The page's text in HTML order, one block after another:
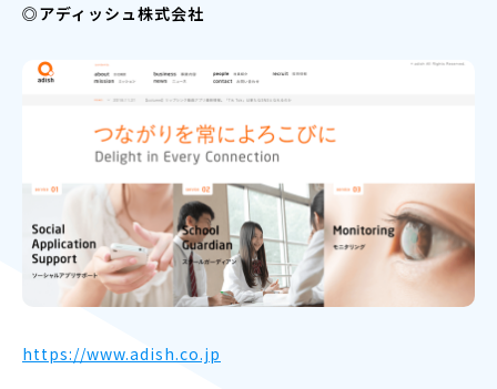
◎アディッシュ株式会社
https://www.adish.co.jp